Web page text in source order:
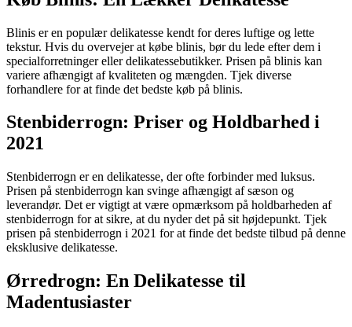
Blinis er en populær delikatesse kendt for deres luftige og lette
tekstur. Hvis du overvejer at købe blinis, bør du lede efter dem i
specialforretninger eller delikatessebutikker. Prisen på blinis kan
variere afhængigt af kvaliteten og mængden. Tjek diverse
forhandlere for at finde det bedste køb på blinis.
Stenbiderrogn: Priser og Holdbarhed i
2021
Stenbiderrogn er en delikatesse, der ofte forbinder med luksus.
Prisen på stenbiderrogn kan svinge afhængigt af sæson og
leverandør. Det er vigtigt at være opmærksom på holdbarheden af
stenbiderrogn for at sikre, at du nyder det på sit højdepunkt. Tjek
prisen på stenbiderrogn i 2021 for at finde det bedste tilbud på denne
eksklusive delikatesse.
Ørredrogn: En Delikatesse til
Madentusiaster